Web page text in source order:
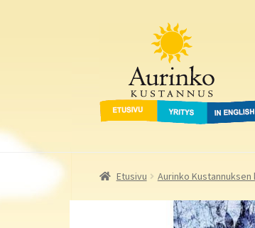
navigointiin
Aurinko
Etusivu Yritys In English
Etusivu Aurinko Kustannuksen